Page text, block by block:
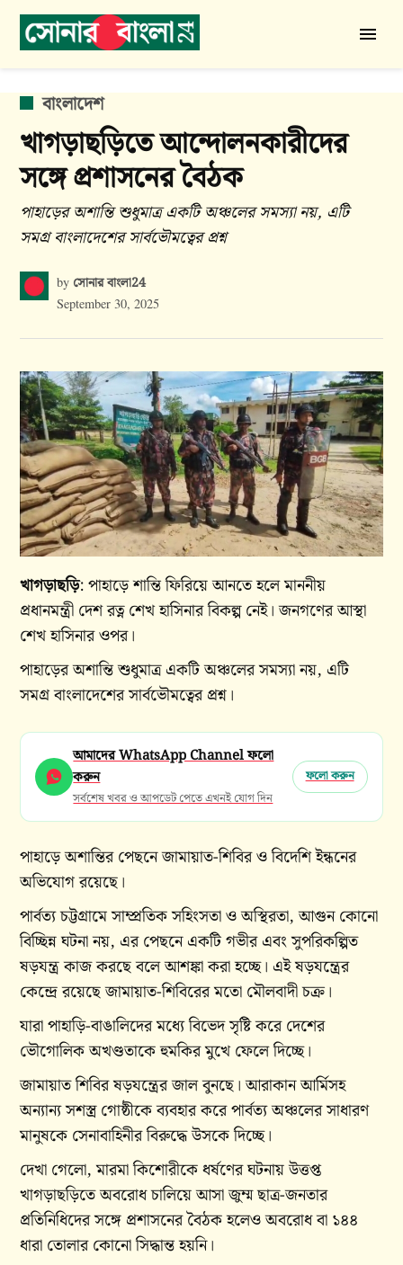
Skip
বাংলা
24
POSTED
বাংলাদেশ
খাগড়াছড়িতে আন্দোলনকারীদের
সঙ্গে প্রশাসনের বৈঠক
পাহাড়ের অশান্তি শুধুমাত্র একটি অঞ্চলের সমস্যা নয়, এটি
সমগ্র বাংলাদেশের সার্বভৌমত্বের প্রশ্ন
by সোনার বাংলা24
September 30, 2025
খাগড়াছড়ি: পাহাড়ে শান্তি ফিরিয়ে আনতে হলে মাননীয়
প্রধানমন্ত্রী দেশ রত্ন শেখ হাসিনার বিকল্প নেই। জনগণের আস্থা
শেখ হাসিনার ওপর।
পাহাড়ের অশান্তি শুধুমাত্র একটি অঞ্চলের সমস্যা নয়, এটি
সমগ্র বাংলাদেশের সার্বভৌমত্বের প্রশ্ন।
আমাদের WhatsApp Channel ফলো
করুন
সর্বশেষ খবর ও আপডেট পেতে এখনই যোগ দিন
ফলো করুন
পাহাড়ে অশান্তির পেছনে জামায়াত-শিবির ও বিদেশি ইন্ধনের
অভিযোগ রয়েছে।
পার্বত্য চট্টগ্রামে সাম্প্রতিক সহিংসতা ও অস্থিরতা, আগুন কোনো
বিচ্ছিন্ন ঘটনা নয়, এর পেছনে একটি গভীর এবং সুপরিকল্পিত
ষড়যন্ত্র কাজ করছে বলে আশঙ্কা করা হচ্ছে। এই ষড়যন্ত্রের
কেন্দ্রে রয়েছে জামায়াত-শিবিরের মতো মৌলবাদী চক্র।
যারা পাহাড়ি-বাঙালিদের মধ্যে বিভেদ সৃষ্টি করে দেশের
ভৌগোলিক অখণ্ডতাকে হুমকির মুখে ফেলে দিচ্ছে।
জামায়াত শিবির ষড়যন্ত্রের জাল বুনছে। আরাকান আর্মিসহ
অন্যান্য সশস্ত্র গোষ্ঠীকে ব্যবহার করে পার্বত্য অঞ্চলের সাধারণ
মানুষকে সেনাবাহিনীর বিরুদ্ধে উসকে দিচ্ছে।
দেখা গেলো, মারমা কিশোরীকে ধর্ষণের ঘটনায় উত্তপ্ত
খাগড়াছড়িতে অবরোধ চালিয়ে আসা জুম্ম ছাত্র-জনতার
প্রতিনিধিদের সঙ্গে প্রশাসনের বৈঠক হলেও অবরোধ বা ১৪৪
ধারা তোলার কোনো সিদ্ধান্ত হয়নি।